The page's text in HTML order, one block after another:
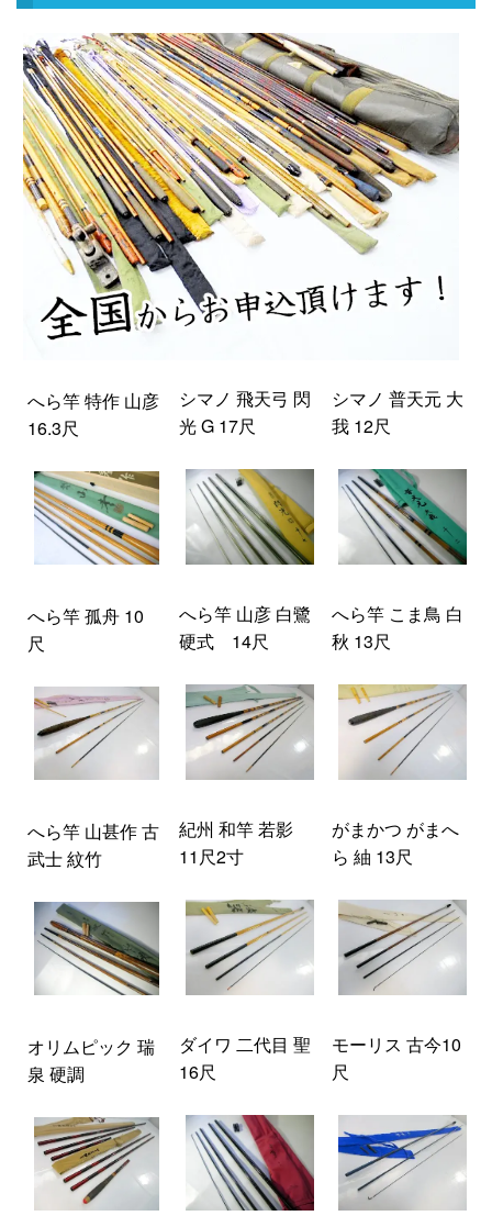
へら竿 特作 山彦
16.3尺
シマノ 飛天弓 閃
光 G 17尺
シマノ 普天元 大
我 12尺
へら竿 孤舟 10
尺
へら竿 山彦 白鷺
硬式 14尺
へら竿 こま鳥 白
秋 13尺
へら竿 山甚作 古
武士 紋竹
紀州 和竿 若影
11尺2寸
がまかつ がまへ
ら 紬 13尺
オリムピック 瑞
泉 硬調
ダイワ 二代目 聖
16尺
モーリス 古今10
尺